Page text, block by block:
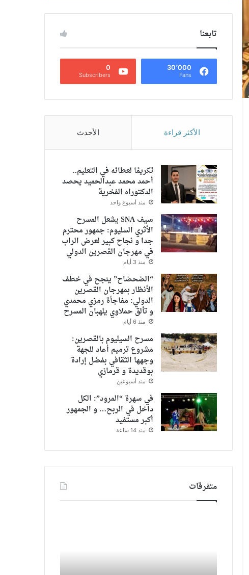
تابعنا
30٬000
Fans
0
Subscribers
الأكثر قراءة الأحدث
تكريمًا لعطائه في التعليم..
أحمد محمد عبدالحميد يحصد
الدكتوراه الفخرية
منذ أسبوع واحد
سيف SNA يشعل المسرح
الأثري السليوم: جمهور محترم
جدا و نجاح كبير لعرض الراب
في مهرجان القصرين الدولي
منذ 3 أيام
“الضحضاح” ينجح في خطف
الأنظار بمهرجان القصرين
الدولي: مفاجأة رمزي محمدي
و تألق حملاوي يلهبان المسرح
منذ 6 أيام
مسرح السيليوم بالقصرين:
مشروع ترميم أعاد للجهة
وجهها الثقافي بفضل إرادة
بوقديدة و قرمازي
منذ أسبوعين
في سهرة “المرود”: الكل
داخل في الربح… و الجمهور
أكبر مستفيد
منذ 14 ساعة
متفرقات